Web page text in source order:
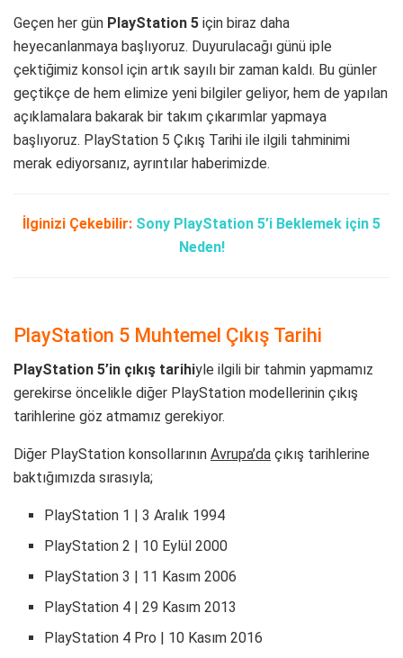
Geçen her gün PlayStation 5 için biraz daha
heyecanlanmaya başlıyoruz. Duyurulacağı günü iple
çektiğimiz konsol için artık sayılı bir zaman kaldı. Bu günler
geçtikçe de hem elimize yeni bilgiler geliyor, hem de yapılan
açıklamalara bakarak bir takım çıkarımlar yapmaya
başlıyoruz. PlayStation 5 Çıkış Tarihi ile ilgili tahminimi
merak ediyorsanız, ayrıntılar haberimizde.
İlginizi Çekebilir: Sony PlayStation 5’i Beklemek için 5
Neden!
PlayStation 5 Muhtemel Çıkış Tarihi
PlayStation 5’in çıkış tarihiyle ilgili bir tahmin yapmamız
gerekirse öncelikle diğer PlayStation modellerinin çıkış
tarihlerine göz atmamız gerekiyor.
Diğer PlayStation konsollarının Avrupa’da çıkış tarihlerine
baktığımızda sırasıyla;
PlayStation 1 | 3 Aralık 1994
PlayStation 2 | 10 Eylül 2000
PlayStation 3 | 11 Kasım 2006
PlayStation 4 | 29 Kasım 2013
PlayStation 4 Pro | 10 Kasım 2016